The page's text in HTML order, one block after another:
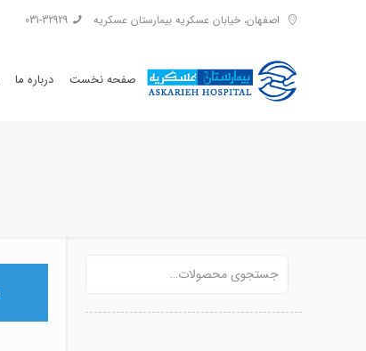
اصفهان، خیابان عسکریه بیمارستان عسکریه 031-32929
صفحه نخست درباره ما